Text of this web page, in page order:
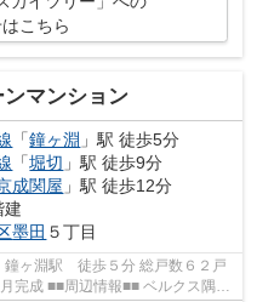
こちら
ンマンション
「鐘ヶ淵 」駅 徒歩5分
「堀切 」駅 徒歩9分
成関屋 」駅 徒歩12分
建
墨田 ５丁目
クス隅田